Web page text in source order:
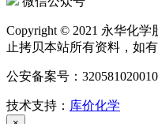
Copyright © 2021 永华化
止拷贝本站所有资料，如
公安备案号：
技术支持： 库价化学